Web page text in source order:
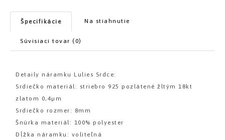
Špecifikácie Na stiahnutie
Súvisiaci tovar (0)
Detaily náramku Lulies Srdce:
Srdiečko materiál: striebro 925 pozlátené žltým 18kt
zlatom 0,4µm
Srdiečko rozmer: 8mm
Šnúrka materiál: 100% polyester
Dĺžka náramku: voliteľná